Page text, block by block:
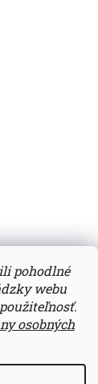
pohodlné
webu
osobných